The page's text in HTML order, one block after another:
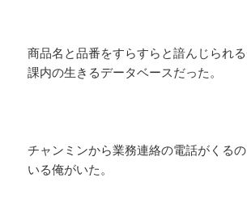
商品名と品番をすらすらと諳んじられる
課内の生きるデータベースだった。
チャンミンから業務連絡の電話がくる
いる俺がいた。